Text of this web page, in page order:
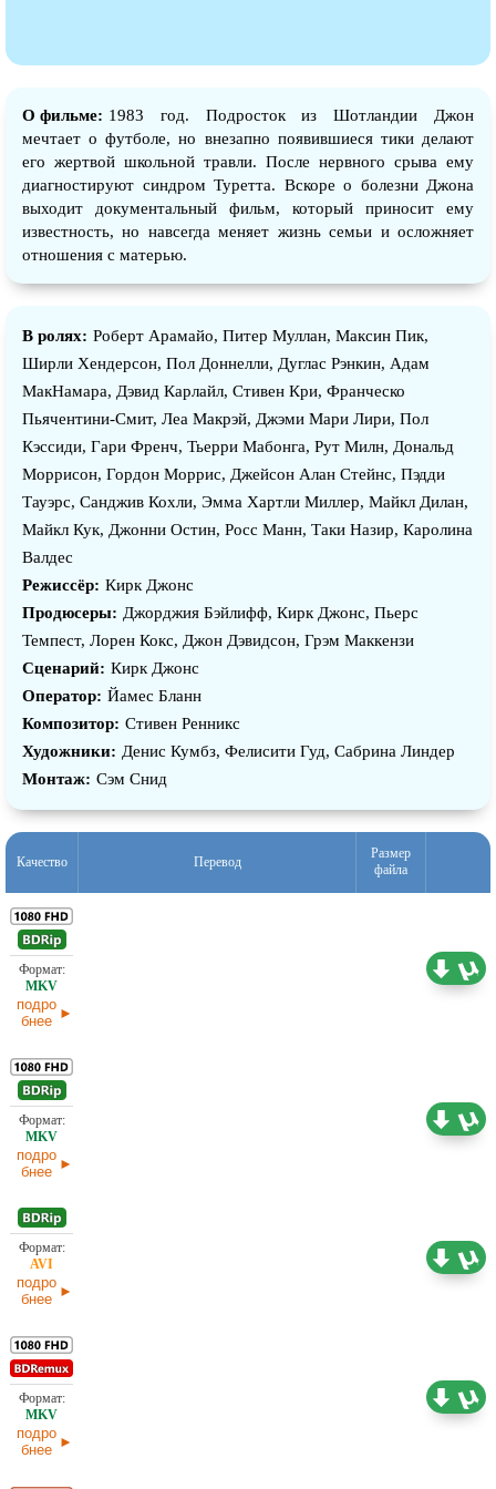
О фильме: 1983 год. Подросток из Шотландии Джон
мечтает о футболе, но внезапно появившиеся тики делают
его жертвой школьной травли. После нервного срыва ему
диагностируют синдром Туретта. Вскоре о болезни Джона
выходит документальный фильм, который приносит ему
известность, но навсегда меняет жизнь семьи и осложняет
отношения с матерью.
В ролях: Роберт Арамайо, Питер Муллан, Максин Пик,
Ширли Хендерсон, Пол Доннелли, Дуглас Рэнкин, Адам
МакНамара, Дэвид Карлайл, Стивен Кри, Франческо
Пьячентини-Смит, Леа Макрэй, Джэми Мари Лири, Пол
Кэссиди, Гари Френч, Тьерри Мабонга, Рут Милн, Дональд
Моррисон, Гордон Моррис, Джейсон Алан Стейнс, Пэдди
Тауэрс, Санджив Кохли, Эмма Хартли Миллер, Майкл Дилан,
Майкл Кук, Джонни Остин, Росс Манн, Таки Назир, Каролина
Валдес
Режиссёр: Кирк Джонс
Продюсеры: Джорджия Бэйлифф, Кирк Джонс, Пьерс
Темпест, Лорен Кокс, Джон Дэвидсон, Грэм Маккензи
Сценарий: Кирк Джонс
Оператор: Йамес Бланн
Композитор: Стивен Ренникс
Художники: Денис Кумбз, Фелисити Гуд, Сабрина Линдер
Монтаж: Сэм Снид
Качество Перевод
Размер
файла
подро
бнее
подро
бнее
подро
бнее
подро
бнее